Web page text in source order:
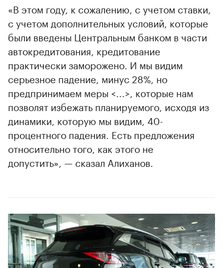
«В этом году, к сожалению, с учетом ставки,
с учетом дополнительных условий, которые
были введены Центральным банком в части
автокредитования, кредитование
практически заморожено. И мы видим
серьезное падение, минус 28%, но
предпринимаем меры <...>, которые нам
позволят избежать планируемого, исходя из
динамики, которую мы видим, 40-
процентного падения. Есть предложения
относительно того, как этого не
допустить», — сказал Алиханов.